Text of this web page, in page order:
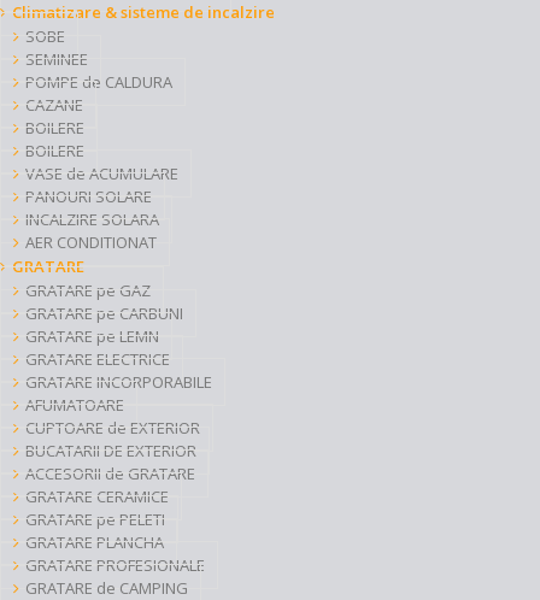
Climatizare & sisteme de incalzire
SOBE
SEMINEE
POMPE de CALDURA
CAZANE
BOILERE
BOILERE
VASE de ACUMULARE
PANOURI SOLARE
INCALZIRE SOLARA
AER CONDITIONAT
GRATARE
GRATARE pe GAZ
GRATARE pe CARBUNI
GRATARE pe LEMN
GRATARE ELECTRICE
GRATARE INCORPORABILE
AFUMATOARE
CUPTOARE de EXTERIOR
BUCATARII DE EXTERIOR
ACCESORII de GRATARE
GRATARE CERAMICE
GRATARE pe PELETI
GRATARE PLANCHA
GRATARE PROFESIONALE
GRATARE de CAMPING